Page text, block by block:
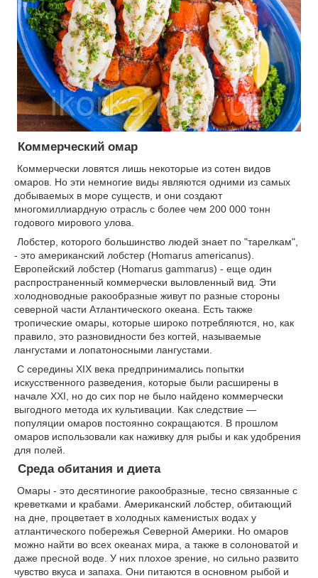
Коммерческий омар
Коммерчески ловятся лишь некоторые из сотен видов
омаров. Но эти немногие виды являются одними из самых
добываемых в море существ, и они создают
многомиллиардную отрасль с более чем 200 000 тонн
годового мирового улова.
Лобстер, которого большинство людей знает по "тарелкам",
- это американский лобстер (Homarus americanus).
Европейский лобстер (Homarus gammarus) - еще один
распространенный коммерчески выловленный вид. Эти
холодноводные ракообразные живут по разные стороны
северной части Атлантического океана. Есть также
тропические омары, которые широко потребляются, но, как
правило, это разновидности без когтей, называемые
лангустами и лопатоносными лангустами.
С середины ХІХ века предпринимались попытки
искусственного разведения, которые были расширены в
начале ХХІ, но до сих пор не было найдено коммерчески
выгодного метода их культивации. Как следствие —
популяции омаров постоянно сокращаются. В прошлом
омаров использовали как наживку для рыбы и как удобрения
для полей.
Среда обитания и диета
Омары - это десятиногие ракообразные, тесно связанные с
креветками и крабами. Американский лобстер, обитающий
на дне, процветает в холодных каменистых водах у
атлантического побережья Северной Америки. Но омаров
можно найти во всех океанах мира, а также в солоноватой и
даже пресной воде. У них плохое зрение, но сильно развито
чувство вкуса и запаха. Они питаются в основном рыбой и